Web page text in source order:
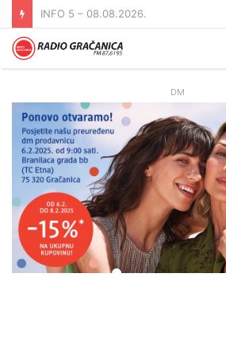
INFO 5 – 07.08.2026
DM